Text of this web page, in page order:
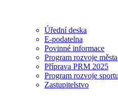
Úřední deska
E-podatelna
Povinné informace
Program rozvoje města
Příprava PRM 2025
Program rozvoje sportu
Zastupitelstvo